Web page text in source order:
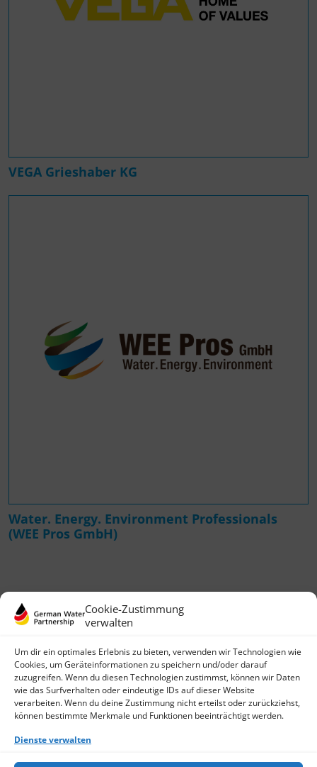
Cookie-Zustimmung
verwalten
Um dir ein optimales Erlebnis zu bieten, verwenden wir Technologien wie
Cookies, um Geräteinformationen zu speichern und/oder darauf
zuzugreifen. Wenn du diesen Technologien zustimmst, können wir Daten
wie das Surfverhalten oder eindeutige IDs auf dieser Website
verarbeiten. Wenn du deine Zustimmung nicht erteilst oder zurückziehst,
können bestimmte Merkmale und Funktionen beeinträchtigt werden.
Dienste verwalten
VEGA Grieshaber KG
Water. Energy. Environment Professionals
(WEE Pros GmbH)
German Water Partnership e.V.
Invalidenstraße 91
D-10115 Berlin